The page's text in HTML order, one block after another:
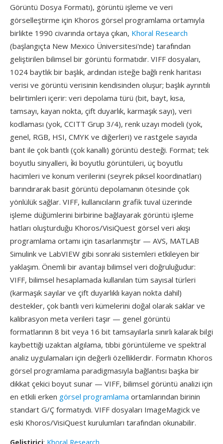
Görüntü Dosya Formatı), görüntü işleme ve veri
görselleştirme için Khoros görsel programlama ortamıyla
birlikte 1990 civarında ortaya çıkan, Khoral Research
(başlangıçta New Mexico Üniversitesi'nde) tarafından
geliştirilen bilimsel bir görüntü formatıdır. VIFF dosyaları,
1024 baytlık bir başlık, ardından isteğe bağlı renk haritası
verisi ve görüntü verisinin kendisinden oluşur; başlık ayrıntılı
belirtimleri içerir: veri depolama türü (bit, bayt, kısa,
tamsayı, kayan nokta, çift duyarlık, karmaşık sayı), veri
kodlaması (yok, CCITT Grup 3/4), renk uzayı modeli (yok,
genel, RGB, HSI, CMYK ve diğerleri) ve rastgele sayıda
bant ile çok bantlı (çok kanallı) görüntü desteği. Format; tek
boyutlu sinyalleri, i̇ki boyutlu görüntüleri, üç boyutlu
hacimleri ve konum verilerini (seyrek piksel koordinatları)
barındırarak basit görüntü depolamanın ötesinde çok
yönlülük sağlar. VIFF, kullanıcıların grafik tuval üzerinde
işleme düğümlerini birbirine bağlayarak görüntü işleme
hatları oluşturduğu Khoros/VisiQuest görsel veri akışı
programlama ortamı için tasarlanmıştır — AVS, MATLAB
Simulink ve LabVIEW gibi sonraki sistemleri etkileyen bir
yaklaşım. Önemli bir avantajı bilimsel veri doğruluğudur:
VIFF, bilimsel hesaplamada kullanılan tüm sayısal türleri
(karmaşık sayılar ve çift duyarlıklı kayan nokta dahil)
destekler, çok bantlı veri kümelerini doğal olarak saklar ve
kalibrasyon meta verileri taşır — genel görüntü
formatlarının 8 bit veya 16 bit tamsayılarla sınırlı kalarak bilgi
kaybettiği uzaktan algılama, tıbbi görüntüleme ve spektral
analiz uygulamaları için değerli özelliklerdir. Formatın Khoros
görsel programlama paradigmasıyla bağlantısı başka bir
dikkat çekici boyut sunar — VIFF, bilimsel görüntü analizi için
en etkili erken görsel programlama ortamlarından birinin
standart G/Ç formatıydı. VIFF dosyaları ImageMagick ve
eski Khoros/VisiQuest kurulumları tarafından okunabilir.